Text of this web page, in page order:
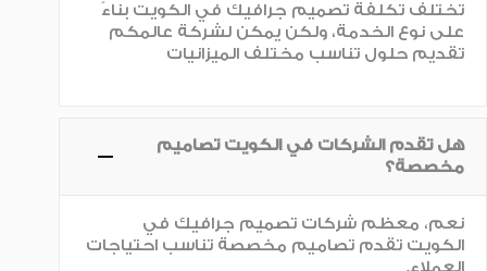
تختلف تكلفة تصميم جرافيك في الكويت بناءً
على نوع الخدمة، ولكن يمكن لشركة عالمكم
تقديم حلول تناسب مختلف الميزانيات
هل تقدم الشركات في الكويت تصاميم
مخصصة؟
نعم، معظم شركات تصميم جرافيك في
الكويت تقدم تصاميم مخصصة تناسب احتياجات